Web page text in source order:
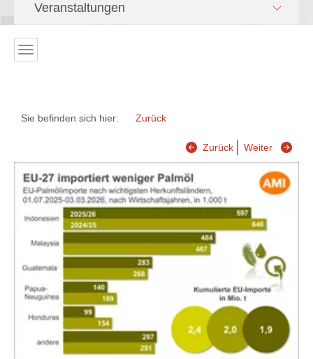
Veranstaltungen
Sie befinden sich hier: Zurück
Zurück Weiter